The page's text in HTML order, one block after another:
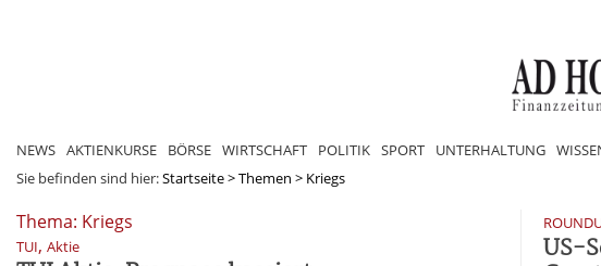
NEWS AKTIENKURSE BÖRSE WIRTSCHAFT POLITIK SPORT UNTERHALTUNG
Sie befinden sind hier:Startseite>Themen > Kriegs
Thema: Kriegs
TUI, Aktie US-